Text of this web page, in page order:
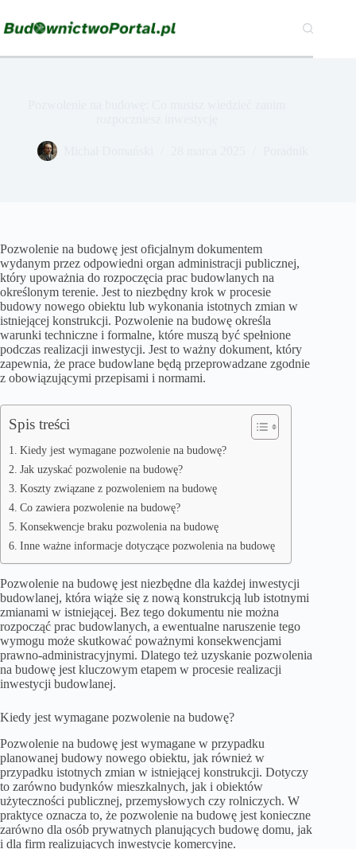
do
treści
Pozwolenie na budowę jest oficjalnym dokumentem
wydanym przez odpowiedni organ administracji publicznej,
który upoważnia do rozpoczęcia prac budowlanych na
określonym terenie. Jest to niezbędny krok w procesie
budowy nowego obiektu lub wykonania istotnych zmian w
istniejącej konstrukcji. Pozwolenie na budowę określa
warunki techniczne i formalne, które muszą być spełnione
podczas realizacji inwestycji. Jest to ważny dokument, który
zapewnia, że prace budowlane będą przeprowadzane zgodnie
z obowiązującymi przepisami i normami.
Spis treści
Kiedy jest wymagane pozwolenie na budowę?
Jak uzyskać pozwolenie na budowę?
Koszty związane z pozwoleniem na budowę
Co zawiera pozwolenie na budowę?
Konsekwencje braku pozwolenia na budowę
Inne ważne informacje dotyczące pozwolenia na budowę
Pozwolenie na budowę jest niezbędne dla każdej inwestycji
budowlanej, która wiąże się z nową konstrukcją lub istotnymi
zmianami w istniejącej. Bez tego dokumentu nie można
rozpocząć prac budowlanych, a ewentualne naruszenie tego
wymogu może skutkować poważnymi konsekwencjami
prawno-administracyjnymi. Dlatego też uzyskanie pozwolenia
na budowę jest kluczowym etapem w procesie realizacji
inwestycji budowlanej.
Kiedy jest wymagane pozwolenie na budowę?
Pozwolenie na budowę jest wymagane w przypadku
planowanej budowy nowego obiektu, jak również w
przypadku istotnych zmian w istniejącej konstrukcji. Dotyczy
to zarówno budynków mieszkalnych, jak i obiektów
użyteczności publicznej, przemysłowych czy rolniczych. W
praktyce oznacza to, że pozwolenie na budowę jest konieczne
zarówno dla osób prywatnych planujących budowę domu, jak
i dla firm realizujących inwestycje komercyjne.